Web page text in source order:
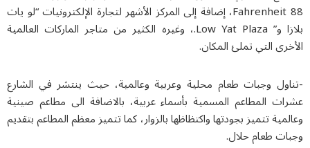
Fahrenheit 88، إضافة إلى المركز الأشهر لتجارة الإلكترونيات “لو يات
بلازا و” Low Yat Plaza.، وغيره الكثير من متاجر الماركات العالمية
التي تملئ المكان.
وجبات طعام محلية وعربية وعالمية، حيث ينتشر في الشارع
المطاعم المسمية بأسماء عربية، بالاضافة الى مطاعم صينية
تتميز بجودتها واكتظاظها بالزوار، كما تتميز معظم المطاعم بتقديم
طعام حلال.